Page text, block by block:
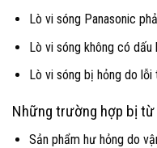
Lò vi sóng Panasonic
Lò vi sóng không có
Lò vi sóng bị hỏng do lỗi
Những trường hợp bị
Sản phẩm hư hỏng do